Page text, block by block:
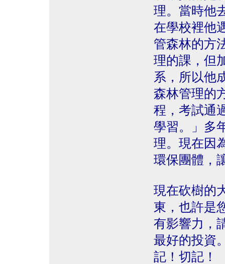
理。當時他
在學校裡他
管森林的方
理的課，但
系，所以他
森林管理的
程，考試通
學習。」多
理。現在因
環保團體，
現在砍樹的
東，也許是
有影響力，
最好的投資
記！切記！